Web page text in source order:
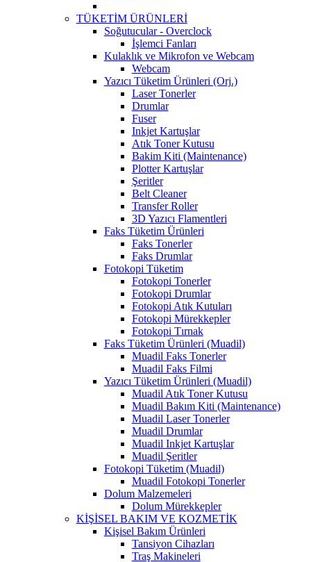
TÜKETİM ÜRÜNLERİ
Soğutucular - Overclock
İşlemci Fanları
Kulaklık ve Mikrofon ve Webcam
Webcam
Yazıcı Tüketim Ürünleri (Orj.)
Laser Tonerler
Drumlar
Fuser
Inkjet Kartuşlar
Atık Toner Kutusu
Bakim Kiti (Maintenance)
Plotter Kartuşlar
Şeritler
Belt Cleaner
Transfer Roller
3D Yazıcı Flamentleri
Faks Tüketim Ürünleri
Faks Tonerler
Faks Drumlar
Fotokopi Tüketim
Fotokopi Tonerler
Fotokopi Drumlar
Fotokopi Atık Kutuları
Fotokopi Mürekkepler
Fotokopi Tırnak
Faks Tüketim Ürünleri (Muadil)
Muadil Faks Tonerler
Muadil Faks Filmi
Yazıcı Tüketim Ürünleri (Muadil)
Muadil Atık Toner Kutusu
Muadil Bakım Kiti (Maintenance)
Muadil Laser Tonerler
Muadil Drumlar
Muadil Inkjet Kartuşlar
Muadil Şeritler
Fotokopi Tüketim (Muadil)
Muadil Fotokopi Tonerler
Dolum Malzemeleri
Dolum Mürekkepler
KİŞİSEL BAKIM VE KOZMETİK
Kişisel Bakım Ürünleri
Tansiyon Cihazları
Traş Makineleri